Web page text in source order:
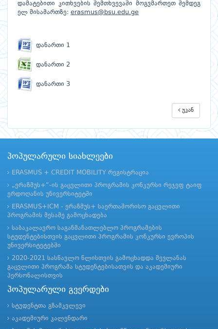
დამატებითი კითხვების შემთხვევაში მოგვმართეთ შემდეგ
ელ მისამართზე: erasmus@bsu.edu.ge
დანართი 1
დანართი 2
დანართი 3
უკან
პოპულარული სიახლეები
ERASMUS + CREDIT MOBILITY რეგისტრაცია
„ერაზმუს+“-ის გაცვლითი პროგრამის კონკურსი რეჯეფ ტაიფ
ერდოღანის უნივერსიტეტში
ERASMUS+ICM - ერაზმუს+ საერთაშორისო გაცვლითი
პროგრამის მესამე გამოცხადება
საბაკალავრო საგანმანათლებლო პროგრამების
სტუდენტებისთვის გაცვლითი პროგრამის კონკურსი ევროპის
უნივერსიტეტებში
2020-2021 სასწავლო წლისთვის გამოცხადდა მევლანას
გაცვლითი პროგრამა სტუდენტებისათვის და აკადემიური
პერსონალისთვის
პოპულარული გვერდები
სტუდენტთა გზამკვლევი
აკადემიური კალენდარი